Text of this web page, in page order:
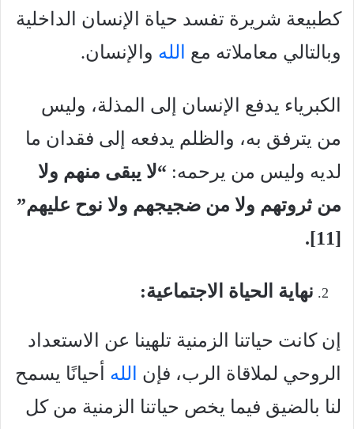
كطبيعة شريرة تفسد حياة الإنسان الداخلية
وبالتالي معاملاته مع
الله والإنسان.
الكبرياء يدفع الإنسان إلى المذلة، وليس
من يترفق به، والظلم يدفعه إلى فقدان ما
لديه وليس من يرحمه: “لا يبقى منهم ولا
من ثروتهم ولا من ضجيجهم ولا نوح عليهم”
[11
].
نهاية الحياة الاجتماعية:
إن كانت حياتنا الزمنية تلهينا عن الاستعداد
الروحي لملاقاة الرب، فإن
الله أحيانًا يسمح
لنا بالضيق فيما يخص حياتنا الزمنية من كل